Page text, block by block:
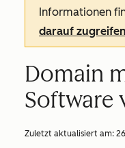
Informationen
darauf zugreifen
Domain
Software
Zuletzt aktualisiert am: